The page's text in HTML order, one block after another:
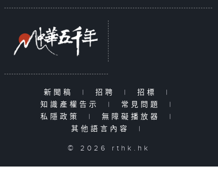
新聞稿 | 招聘 | 招標
|
知識產權告示
| 常見問題
|
私隱政策
| 無障礙播放器
|
其他語言內容
|
© 2026 rthk.hk